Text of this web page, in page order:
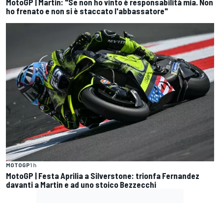
MotoGP | Martin: "Se non ho vinto è responsabilità mia. Non
ho frenato e non si è staccato l'abbassatore"
MOTOGP1 h
MotoGP | Festa Aprilia a Silverstone: trionfa Fernandez
davanti a Martin e ad uno stoico Bezzecchi